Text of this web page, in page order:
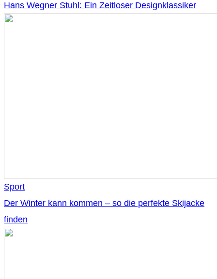
Hans Wegner Stuhl: Ein Zeitloser Designklassiker
Sport
Der Winter kann kommen – so die perfekte Skijacke
finden